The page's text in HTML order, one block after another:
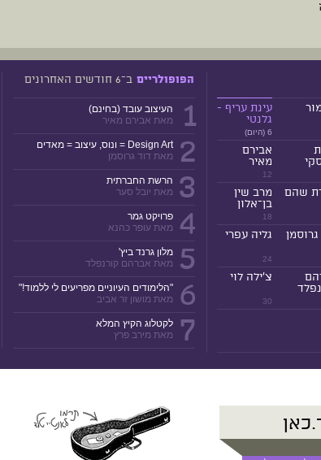
6 (היום)
עינת עריף -
גלנטי
12
אבירם
מאיר
שהם
18
מרב שין
בן־אלון
24
גליה עפרי
30
צ'ילה לוי
הפופולריים ב־6 חודשים האחרונים
1
העיצוב עובד (בחינם)
מאת אבירם מאיר
2
Design Art = ונוס, עיצוב = מאדים
מאת דוד גרוסמן
3
הרשת החברתית
מאת יובל סער
4
פרויקט גמר
מאת עופר כהנא
5
מלון גרנד ביץ'
מאת אברהם קורנפלד
6
"הלימודים העיוניים מפריעים לי ללמוד!"
מאת מושון זר אביב
7
לקטלוג הקיץ המלא
מאת מירב פרץ